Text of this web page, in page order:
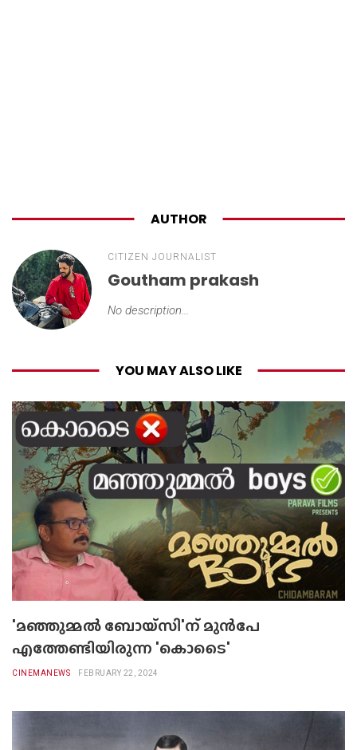
AUTHOR
CITIZEN JOURNALIST
Goutham prakash
No description...
YOU MAY ALSO LIKE
'മഞ്ഞുമ്മൽ ബോയ്സി'ന് മുൻപേ
എത്തേണ്ടിയിരുന്ന 'കൊടൈ'
CINEMANEWS FEBRUARY 22, 2024